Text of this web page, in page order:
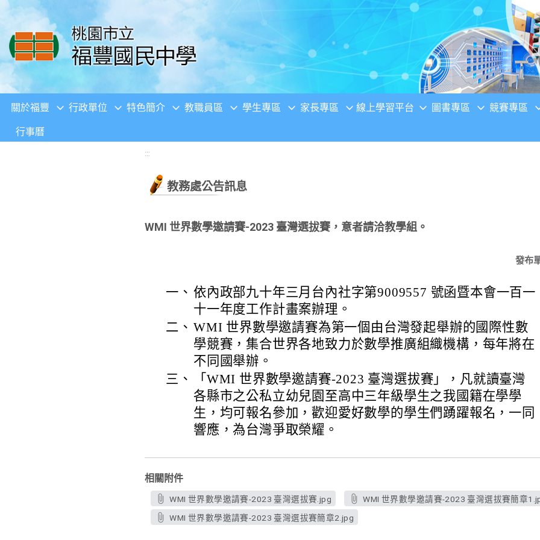
移至網頁之主要內容區位置
關於福豐 行政單位 特色簡介 教職員區 學生專區 家長專區 線上學習平台 圖書專區 競賽專區
行事曆
:::
教務處公告訊息
WMI 世界數學邀請賽-2023 臺灣選拔賽，意者請洽教學組。
發布
一、 依內政部九十年三月台內社字第9009557 號函暨本會一百一
十一年度工作計畫案辦理。
二、 WMI 世界數學邀請賽為第一個由台灣發起舉辦的國際性數
學競賽，集合世界各地致力於數學推廣組織機構，每年將在
不同國舉辦。
三、
「WMI 世界數學邀請賽-2023 臺灣選拔賽」，凡就讀臺灣
各縣市之公私立幼兒園至高中三年級學生之我國籍在學學
生，均可報名參加，歡迎愛好數學的學生們踴躍報名，一同
響應，為台灣爭取榮耀。
相關附件
WMI 世界數學邀請賽-2023 臺灣選拔賽.jpg
WMI 世界數學邀請賽-2023 臺灣選拔賽簡章
WMI 世界數學邀請賽-2023 臺灣選拔賽簡章2.jpg